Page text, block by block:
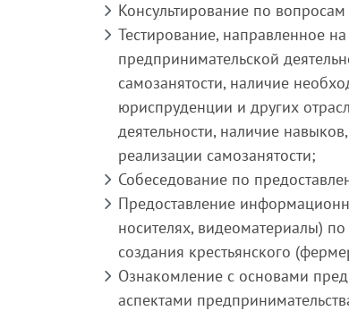
Консультирование по
Тестирование, направленное
предпринимательской
самозанятости, наличие
юриспруденции и других
деятельности, наличие
реализации самозанятости;
Собеседование по
Предоставление
носителях, видеоматериалы)
создания крестьянского
Ознакомление с основами
аспектами